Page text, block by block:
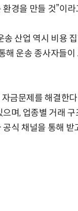
경을 만들 것”이라
송 산업 역시 비용
해 운송 종사자들
금문제를 해결한
며, 업종별 거래
식 채널을 통해 받